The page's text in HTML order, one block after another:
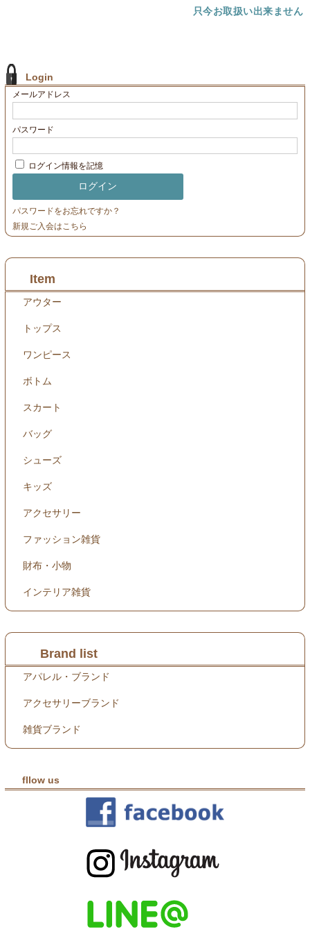
只今お取扱い出来ません
Login
メールアドレス
パスワード
ログイン情報を記憶
パスワードをお忘れですか？
新規ご入会はこちら
Item
アウター
トップス
ワンピース
ボトム
スカート
バッグ
シューズ
キッズ
アクセサリー
ファッション雑貨
財布・小物
インテリア雑貨
Brand list
アパレル・ブランド
アクセサリーブランド
雑貨ブランド
fllow us